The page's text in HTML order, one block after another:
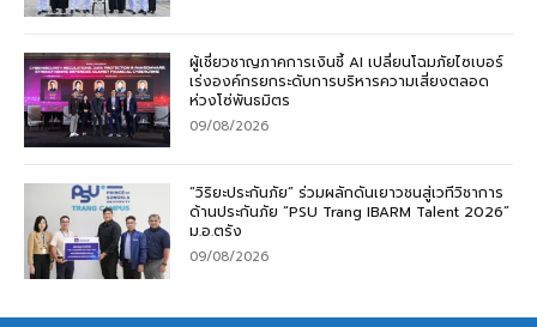
ผู้เชี่ยวชาญภาคการเงินชี้ AI เปลี่ยนโฉมภัยไซเบอร์
เร่งองค์กรยกระดับการบริหารความเสี่ยงตลอด
ห่วงโซ่พันธมิตร
09/08/2026
“วิริยะประกันภัย” ร่วมผลักดันเยาวชนสู่เวทีวิชาการ
ด้านประกันภัย “PSU Trang IBARM Talent 2026”
ม.อ.ตรัง
09/08/2026